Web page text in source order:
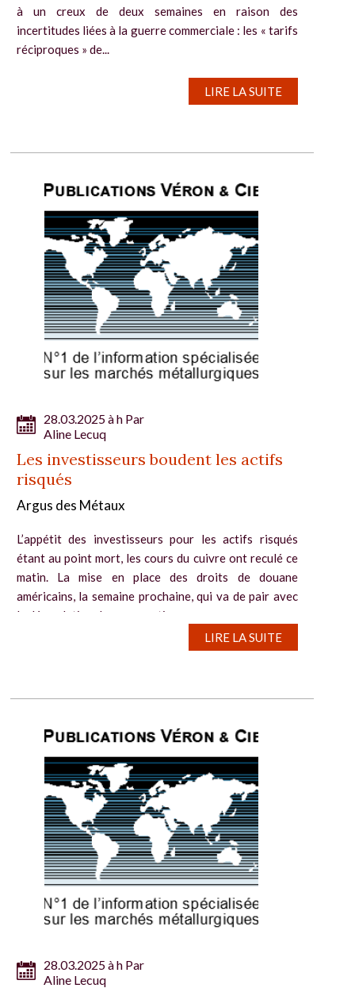
à un creux de deux semaines en raison des
incertitudes liées à la guerre commerciale : les « tarifs
réciproques » de...
LIRE LA SUITE
28.03.2025 à h Par
Aline Lecuq
Les investisseurs boudent les actifs
risqués
Argus des Métaux
L’appétit des investisseurs pour les actifs risqués
étant au point mort, les cours du cuivre ont reculé ce
matin. La mise en place des droits de douane
américains, la semaine prochaine, qui va de pair avec
la dégradation des perspectives...
LIRE LA SUITE
28.03.2025 à h Par
Aline Lecuq